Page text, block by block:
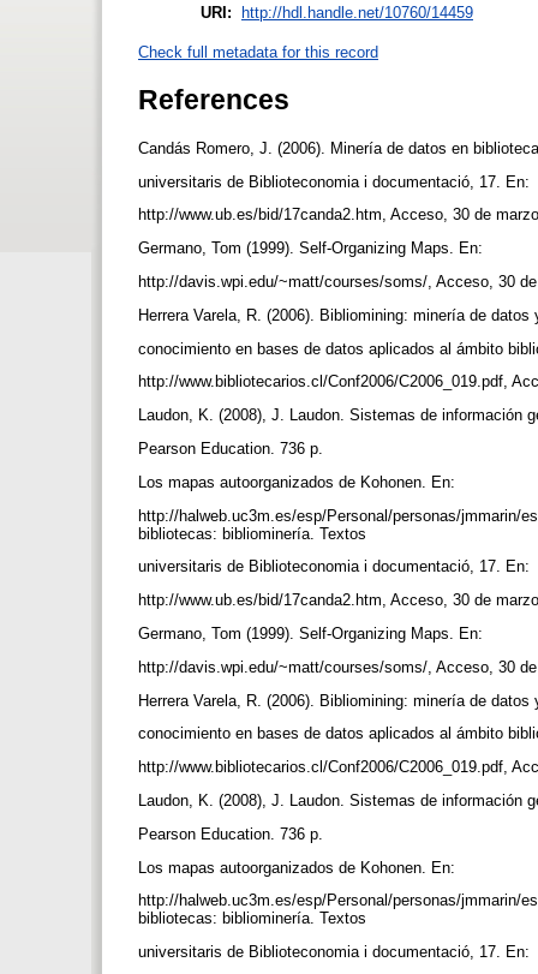
URI: http://hdl.handle.net/10760/14459
Check full metadata for this record
References
Candás Romero, J. (2006). Minería de datos en
universitaris de Biblioteconomia i documentació, 17. En:
http://www.ub.es/bid/17canda2.htm, Acceso, 30 de
Germano, Tom (1999). Self-Organizing Maps. En:
http://davis.wpi.edu/~matt/courses/soms/, Acceso, 30
Herrera Varela, R. (2006). Bibliomining: minería de
conocimiento en bases de datos aplicados al ámbito
http://www.bibliotecarios.cl/Conf2006/C2006_019.pdf,
Laudon, K. (2008), J. Laudon. Sistemas de información
Pearson Education. 736 p.
Los mapas autoorganizados de Kohonen. En:
http://halweb.uc3m.es/esp/Personal/personas/jmmarin/
bibliotecas: bibliominería. Textos
universitaris de Biblioteconomia i documentació, 17. En:
http://www.ub.es/bid/17canda2.htm, Acceso, 30 de
Germano, Tom (1999). Self-Organizing Maps. En:
http://davis.wpi.edu/~matt/courses/soms/, Acceso, 30
Herrera Varela, R. (2006). Bibliomining: minería de
conocimiento en bases de datos aplicados al ámbito
http://www.bibliotecarios.cl/Conf2006/C2006_019.pdf,
Laudon, K. (2008), J. Laudon. Sistemas de información
Pearson Education. 736 p.
Los mapas autoorganizados de Kohonen. En:
http://halweb.uc3m.es/esp/Personal/personas/jmmarin/
bibliotecas: bibliominería. Textos
universitaris de Biblioteconomia i documentació, 17. En: